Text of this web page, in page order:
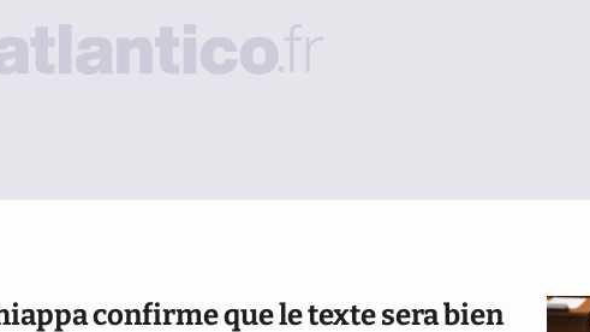
confirme que le texte sera bien